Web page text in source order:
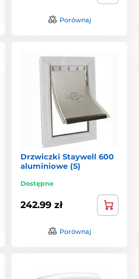
Porównaj
Drzwiczki Staywell 600
aluminiowe (S)
Dostępne
242.99 zł
Porównaj